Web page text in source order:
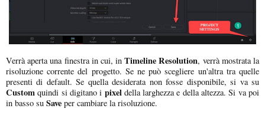
Verrà aperta una finestra in cui, inTimeline Resolution, verrà mostrata la
risoluzione corrente del progetto. Se ne può scegliere un'altra tra quelle
presenti di default. Se quella desiderata non fosse disponibile, si va su
Customquindi si digitano i pixeldella larghezza e della altezza. Si va poi
in basso su Save per cambiare la risoluzione.